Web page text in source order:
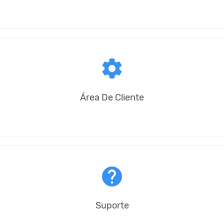
settings
Área De Cliente
help
Suporte